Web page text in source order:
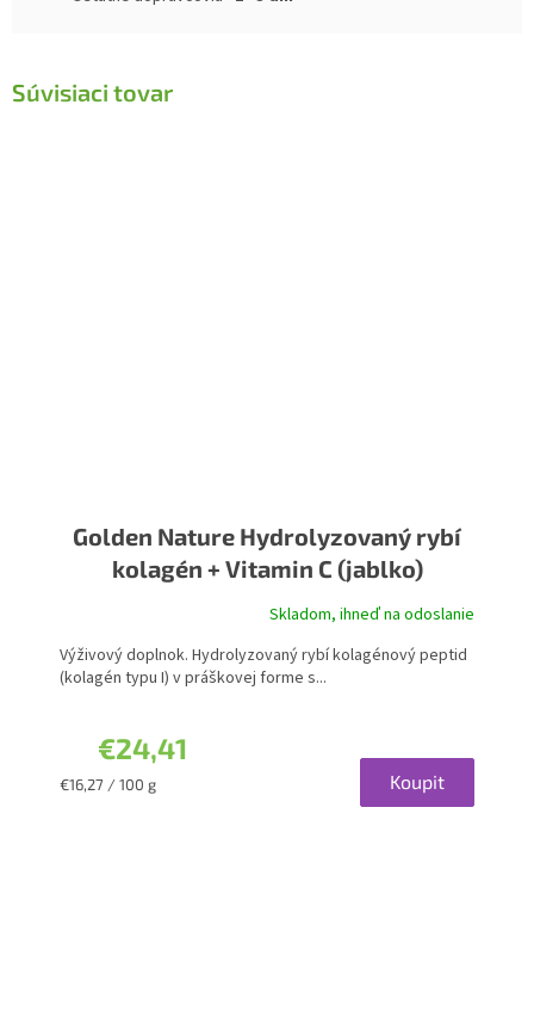
Súvisiaci tovar
Golden Nature Hydrolyzovaný rybí
kolagén + Vitamin C (jablko)
Skladom, ihneď na odoslanie
€24,41
Jednotková
€16,27 / 100 g Koupit
Výživový doplnok. Hydrolyzovaný rybí kolagénový peptid
(kolagén typu I) v práškovej forme s...